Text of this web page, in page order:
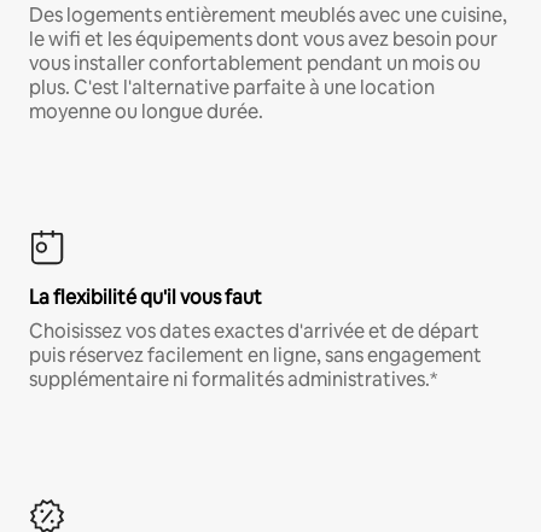
Des logements entièrement meublés avec une cuisine,
le wifi et les équipements dont vous avez besoin pour
vous installer confortablement pendant un mois ou
plus. C'est l'alternative parfaite à une location
moyenne ou longue durée.
La flexibilité qu'il vous faut
Choisissez vos dates exactes d'arrivée et de départ
puis réservez facilement en ligne, sans engagement
supplémentaire ni formalités administratives.*